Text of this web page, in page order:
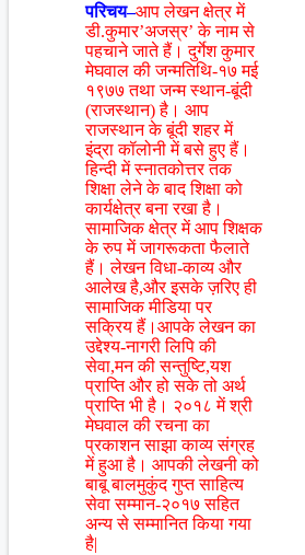
परिचय–आप लेखन क्षेत्र में
डी.कुमार’अजस्र’ के नाम से
पहचाने जाते हैं। दुर्गेश कुमार
मेघवाल की जन्मतिथि-१७ मई
१९७७ तथा जन्म स्थान-बूंदी
(राजस्थान) है। आप
राजस्थान के बूंदी शहर में
इंद्रा कॉलोनी में बसे हुए हैं।
हिन्दी में स्नातकोत्तर तक
शिक्षा लेने के बाद शिक्षा को
कार्यक्षेत्र बना रखा है।
सामाजिक क्षेत्र में आप शिक्षक
के रुप में जागरूकता फैलाते
हैं। लेखन विधा-काव्य और
आलेख है,और इसके ज़रिए ही
सामाजिक मीडिया पर
सक्रिय हैं।आपके लेखन का
उद्देश्य-नागरी लिपि की
सेवा,मन की सन्तुष्टि,यश
प्राप्ति और हो सके तो अर्थ
प्राप्ति भी है। २०१८ में श्री
मेघवाल की रचना का
प्रकाशन साझा काव्य संग्रह
में हुआ है। आपकी लेखनी को
बाबू बालमुकुंद गुप्त साहित्य
सेवा सम्मान-२०१७ सहित
अन्य से सम्मानित किया गया
है|